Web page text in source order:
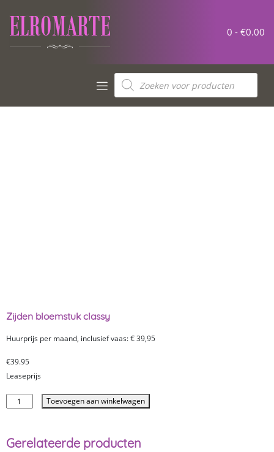
0 - €0.00
Zijden bloemstuk classy
Huurprijs per maand, inclusief vaas: € 39,95
€39.95
Leaseprijs
Toevoegen aan winkelwagen
Gerelateerde producten